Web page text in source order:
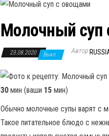
Молочный суп
23.08.2020 Выкл. Автор
30 мин (ваши 15 мин)
Обычно молочные супы варят с
Такое питательное блюдо с